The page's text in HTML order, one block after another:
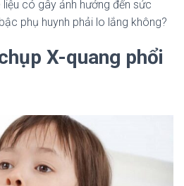
có gây ảnh hưởng đến sức
phụ huynh phải lo lắng không?
X-quang phổi